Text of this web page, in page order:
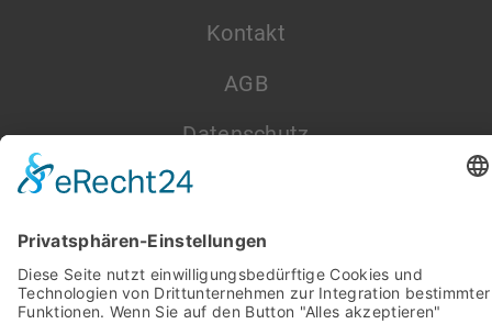
Kontakt
AGB
Datenschutz
Impressum